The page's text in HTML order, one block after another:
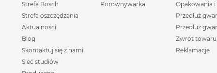
Strefa Bosch
Strefa oszczędzania
Aktualności
Blog
Skontaktuj się z nami
Sieć studiów
Porównywarka
Opakowania
Przedłuż
Przedłuż
Zwrot towaru
Reklamacje